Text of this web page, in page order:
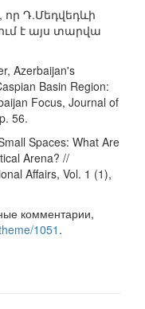
Դ.Մեդվեդևի
է այս տարվա
Azerbaijan's
Basin Region:
Focus, Journal of
56.
Spaces: What Are
Arena? //
Affairs, Vol. 1 (1),
комментарии,
1051 .